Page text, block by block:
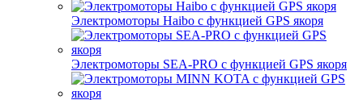
Электромоторы Haibo с функцией GPS якоря
Электромоторы SEA-PRO с функцией GPS якоря